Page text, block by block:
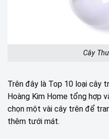
Cây
Trên đây là Top 10 loại cây
Hoàng Kim Home tổng hợp
chọn một vài cây trên để
thêm tưới mát.